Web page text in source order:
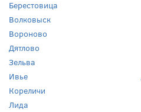
Берестовица
Волковыск
Вороново
Дятлово
Зельва
Ивье
Кореличи
Лида